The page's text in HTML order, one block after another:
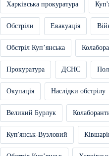
Харківська прокуратура
Обстріли Евакуація
Обстріл Купʼянська
Прокуратура ДСНС
Окупація Наслідки обстрілу
Великий Бурлук
Куп'янськ-Вузловий